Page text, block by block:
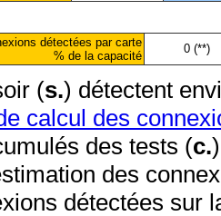
détectées par carte
% de la capacité
0 (**)
(s.) détectent
calcul des
des tests (c.
des
détectées sur